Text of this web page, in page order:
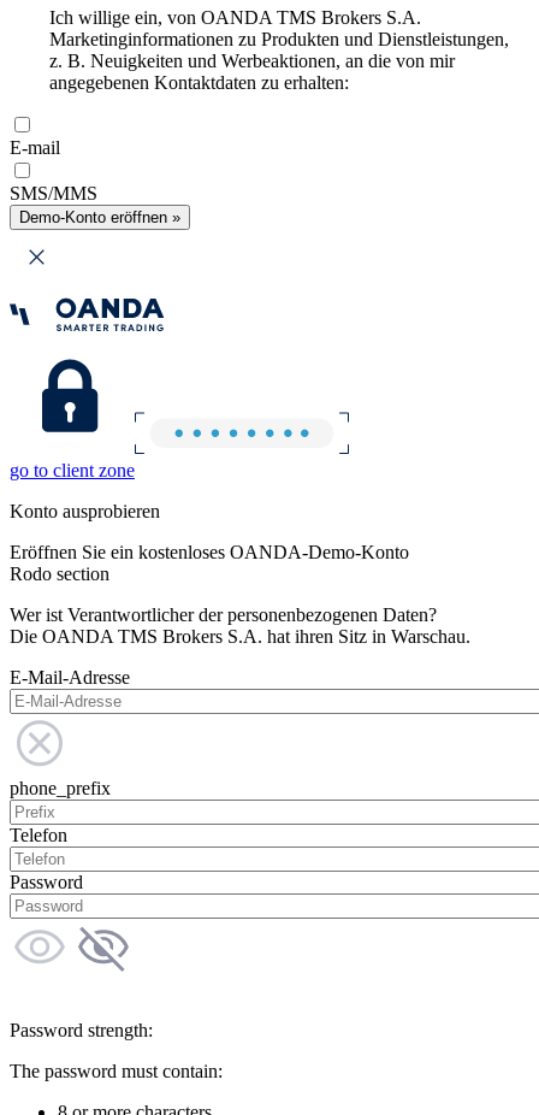
Ich willige ein, von OANDA TMS Brokers S.A.
Marketinginformationen zu Produkten und Dienstleistungen,
z. B. Neuigkeiten und Werbeaktionen, an die von mir
angegebenen Kontaktdaten zu erhalten:
E-mail
SMS/MMS
Demo-Konto eröffnen »
go to client zone
Konto ausprobieren
Eröffnen Sie ein kostenloses OANDA-Demo-Konto
Rodo section
Wer ist Verantwortlicher der personenbezogenen Daten?
Die OANDA TMS Brokers S.A. hat ihren Sitz in Warschau.
E-Mail-Adresse
phone_prefix
Telefon
Password
Password strength:
The password must contain: